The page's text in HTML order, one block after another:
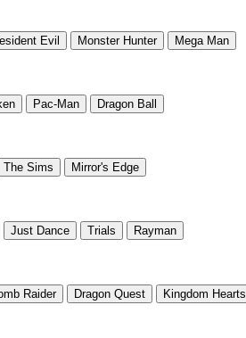
Evil Monster Hunter Mega Man
Pac-Man Dragon Ball
The Sims Mirror's Edge
Just Dance Trials Rayman
Raider Dragon Quest Kingdom Hearts